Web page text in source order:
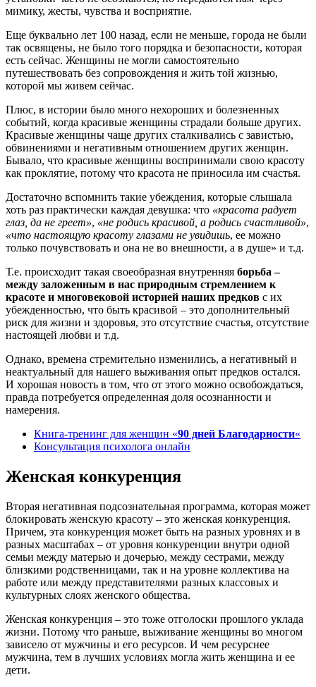
мимику, жесты, чувства и восприятие.
Еще буквально лет 100 назад, если не меньше, города не были
так освящены, не было того порядка и безопасности, которая
есть сейчас. Женщины не могли самостоятельно
путешествовать без сопровождения и жить той жизнью,
которой мы живем сейчас.
Плюс, в истории было много нехороших и болезненных
событий, когда красивые женщины страдали больше других.
Красивые женщины чаще других сталкивались с завистью,
обвинениями и негативным отношением других женщин.
Бывало, что красивые женщины воспринимали свою красоту
как проклятие, потому что красота не приносила им счастья.
Достаточно вспомнить такие убеждения, которые слышала
хоть раз практически каждая девушка: что «красота радует
глаз, да не греет», «не родись красивой, а родись счастливой»,
«что настоящую красоту глазами не увидишь, ее можно
только почувствовать и она не во внешности, а в душе» и т.д.
Т.е. происходит такая своеобразная внутренняя борьба –
между заложенным в нас природным стремлением к
красоте и многовековой историей наших предков с их
убежденностью, что быть красивой – это дополнительный
риск для жизни и здоровья, это отсутствие счастья, отсутствие
настоящей любви и т.д.
Однако, времена стремительно изменились, а негативный и
неактуальный для нашего выживания опыт предков остался.
И хорошая новость в том, что от этого можно освобождаться,
правда потребуется определенная доля осознанности и
намерения.
Книга-тренинг для женщин «90 дней Благодарности«
Консультация психолога онлайн
Женская конкуренция
Вторая негативная подсознательная программа, которая может
блокировать женскую красоту – это женская конкуренция.
Причем, эта конкуренция может быть на разных уровнях и в
разных масштабах – от уровня конкуренции внутри одной
семьи между матерью и дочерью, между сестрами, между
близкими родственницами, так и на уровне коллектива на
работе или между представителями разных классовых и
культурных слоях женского общества.
Женская конкуренция – это тоже отголоски прошлого уклада
жизни. Потому что раньше, выживание женщины во многом
зависело от мужчины и его ресурсов. И чем ресурснее
мужчина, тем в лучших условиях могла жить женщина и ее
дети.